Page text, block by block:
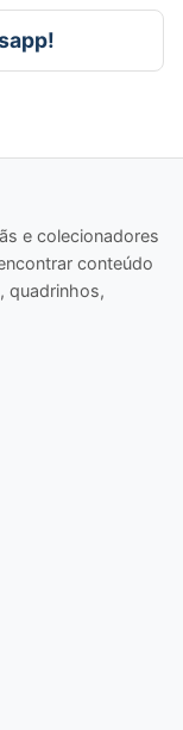
e colecionadores
conteúdo
quadrinhos,